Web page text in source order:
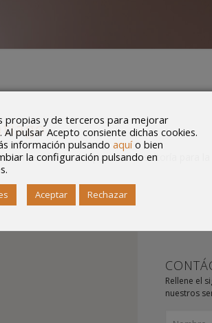
concesión de cheques de consultoría para
Rellene el
nuestros
propias y de terceros para mejorar
Al pulsar Acepto consiente dichas cookies.
información pulsando aquío bien
la configuración pulsando en
Aceptar Rechazar